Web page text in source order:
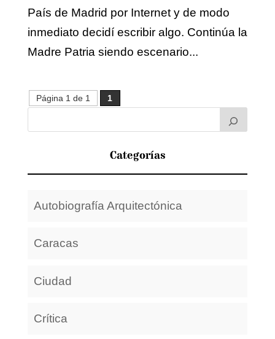
País de Madrid por Internet y de modo
inmediato decidí escribir algo. Continúa la
Madre Patria siendo escenario...
Página 1 de 1 1
Categorías
Autobiografía Arquitectónica
Caracas
Ciudad
Crítica